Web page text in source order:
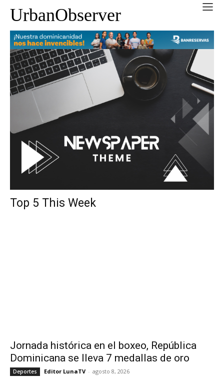
UrbanObserver
Top 5 This Week
Jornada histórica en el boxeo, República
Dominicana se lleva 7 medallas de oro
Deportes Editor LunaTV - agosto 8, 2026